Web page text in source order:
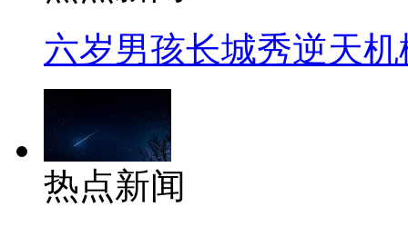
六岁男孩长城秀逆天机
热点新闻